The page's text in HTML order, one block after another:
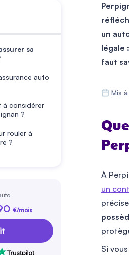
sa
auto
à considérer
?
rouler à
?
€/mois
un
légale :
faut
Mis
À
un
Si